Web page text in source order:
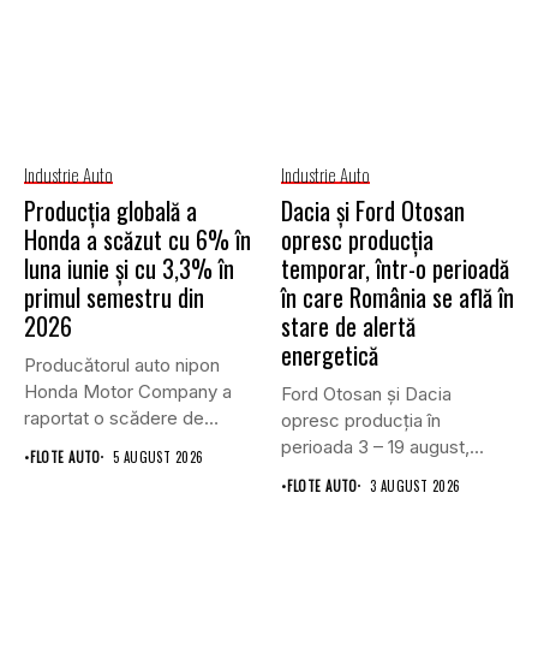
Industrie Auto
Producția globală a
Honda a scăzut cu 6% în
luna iunie și cu 3,3% în
primul semestru din
2026
Producătorul auto nipon
Honda Motor Company a
raportat o scădere de
6,1%...
•FLOTE AUTO 5 AUGUST 2026
Industrie Auto
Dacia și Ford Otosan
opresc producția
temporar, într-o perioadă
în care România se află în
stare de alertă
energetică
Ford Otosan și Dacia
opresc producția în
perioada 3 – 19 august,...
•FLOTE AUTO 3 AUGUST 2026